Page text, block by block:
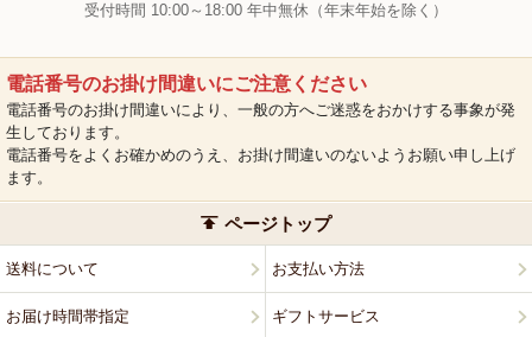
受付時間 10:00～18:00 年中無休（年末年始を除く）
電話番号のお掛け間違いにご注意ください
電話番号のお掛け間違いにより、一般の方へご迷惑をおかけする事象が発
生しております。
電話番号をよくお確かめのうえ、お掛け間違いのないようお願い申し上げ
ます。
ページトップ
送料について お支払い方法
お届け時間帯指定 ギフトサービス